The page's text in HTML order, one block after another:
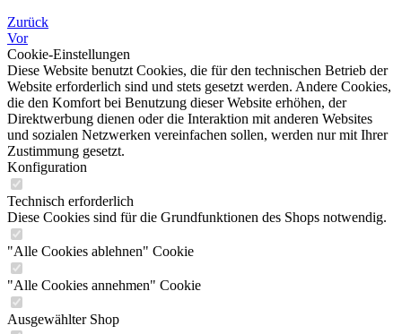
Zurück
Vor
Cookie-Einstellungen
Diese Website benutzt Cookies, die für den technischen Betrieb der
Website erforderlich sind und stets gesetzt werden. Andere Cookies,
die den Komfort bei Benutzung dieser Website erhöhen, der
Direktwerbung dienen oder die Interaktion mit anderen Websites
und sozialen Netzwerken vereinfachen sollen, werden nur mit Ihrer
Zustimmung gesetzt.
Konfiguration
Technisch erforderlich
Diese Cookies sind für die Grundfunktionen des Shops notwendig.
"Alle Cookies ablehnen" Cookie
"Alle Cookies annehmen" Cookie
Ausgewählter Shop